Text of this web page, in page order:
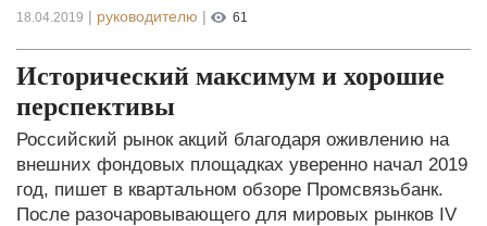
18.04.2019 | руководителю | 61
Исторический максимум и хорошие
перспективы
Российский рынок акций благодаря оживлению на
внешних фондовых площадках уверенно начал 2019
год, пишет в квартальном обзоре Промсвязьбанк.
После разочаровывающего для мировых рынков IV